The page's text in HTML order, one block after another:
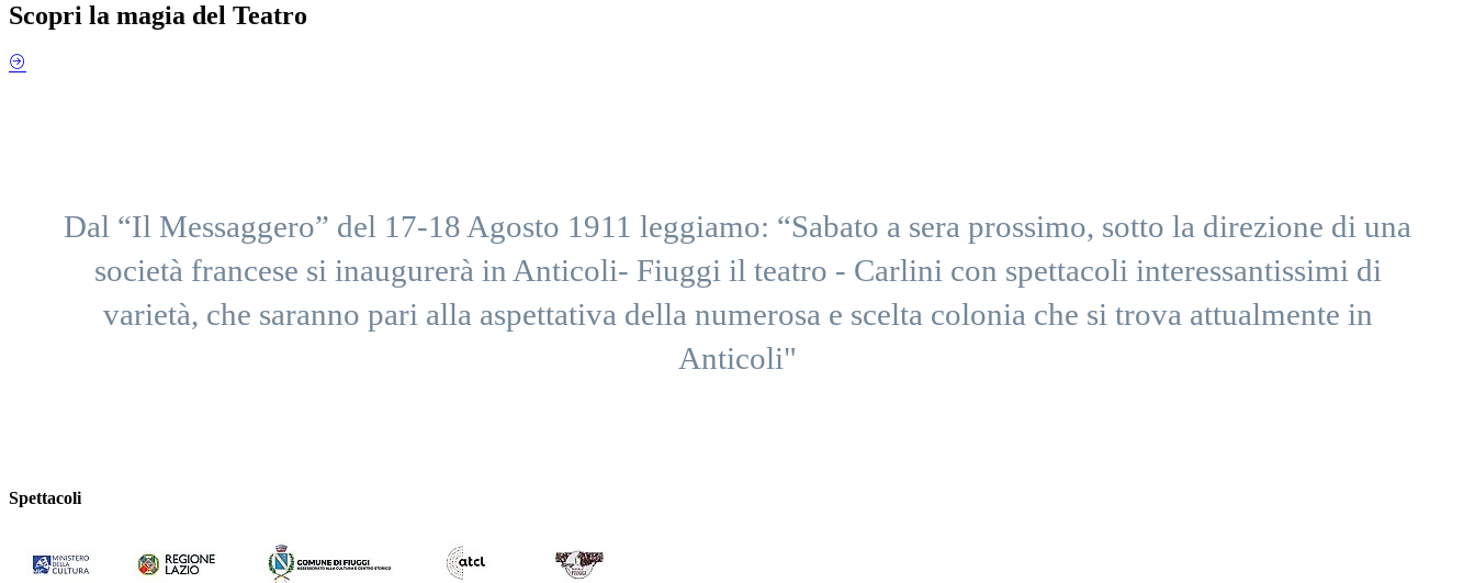
Scopri la magia del Teatro
Dal “Il Messaggero” del 17-18 Agosto 1911 leggiamo: “Sabato a sera prossimo, sotto la direzione di una
società francese si inaugurerà in Anticoli- Fiuggi il teatro - Carlini con spettacoli interessantissimi di
varietà, che saranno pari alla aspettativa della numerosa e scelta colonia che si trova attualmente in
Anticoli"
Spettacoli